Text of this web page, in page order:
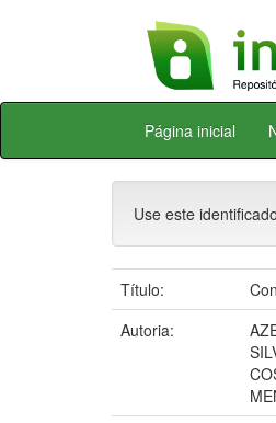
Skip
Página inicial
Use este
Título:
Autoria: